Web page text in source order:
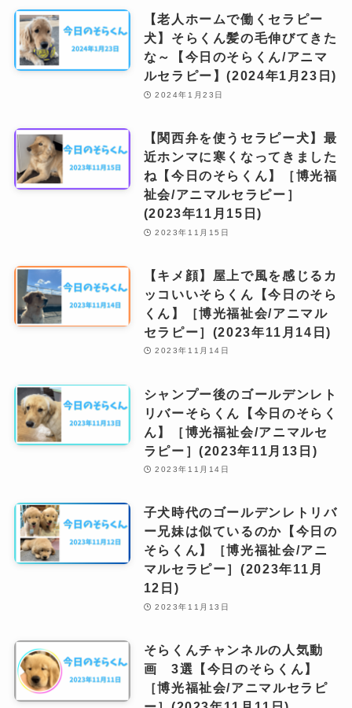
【老人ホームで働くセラピー
犬】そらくん髪の毛伸びてきた
な～【今日のそらくん/アニマ
ルセラピー】(2024年1月23日)
2024年1月23日
【関西弁を使うセラピー犬】最
近ホンマに寒くなってきました
ね【今日のそらくん】［博光福
祉会/アニマルセラピー］
(2023年11月15日)
2023年11月15日
【キメ顔】屋上で風を感じるカ
ッコいいそらくん【今日のそら
くん】［博光福祉会/アニマル
セラピー］(2023年11月14日)
2023年11月14日
シャンプー後のゴールデンレト
リバーそらくん【今日のそらく
ん】［博光福祉会/アニマルセ
ラピー］(2023年11月13日)
2023年11月14日
子犬時代のゴールデンレトリバ
ー兄妹は似ているのか【今日の
そらくん】［博光福祉会/アニ
マルセラピー］(2023年11月
12日)
2023年11月13日
そらくんチャンネルの人気動
画 3選【今日のそらくん】
［博光福祉会/アニマルセラピ